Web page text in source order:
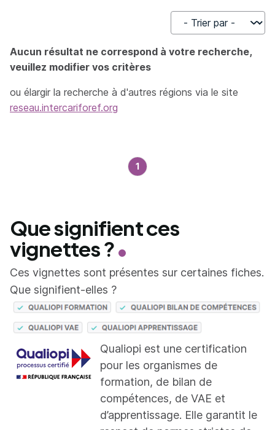
Trier par
Aucun résultat ne correspond à votre recherche,
veuillez modifier vos critères
ou élargir la recherche à d'autres régions via le site
reseau.intercariforef.org
1
Que signifient ces
vignettes ?
Ces vignettes sont présentes sur certaines fiches.
Que signifient-elles ?
Qualiopi est une certification
pour les organismes de
formation, de bilan de
compétences, de VAE et
d’apprentissage. Elle garantit le